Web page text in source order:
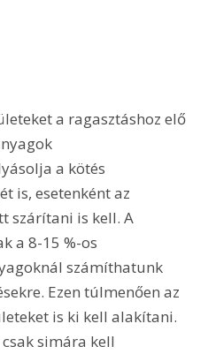
a ragasztáshoz elő
a kötés
is, esetenként az
szárítani is kell. A
a 8-15 %-os
számíthatunk
Ezen túlmenően az
is ki kell alakítani.
simára kell